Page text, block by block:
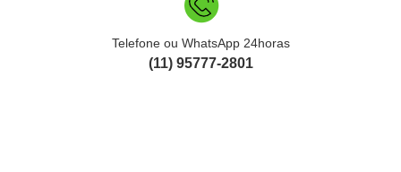
Telefone ou WhatsApp 24horas
(11) 95777-2801